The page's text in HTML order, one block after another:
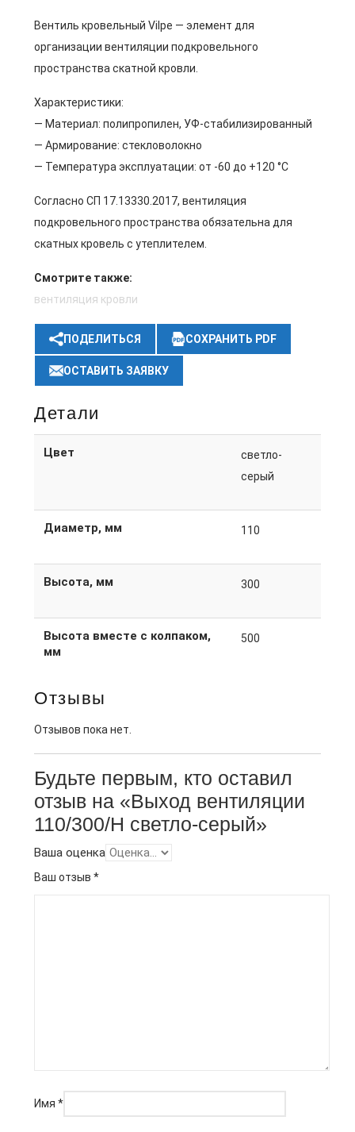
Вентиль кровельный Vilpe — элемент для
организации вентиляции подкровельного
пространства скатной кровли.
Характеристики:
— Материал: полипропилен, УФ-стабилизированный
— Армирование: стекловолокно
— Температура эксплуатации: от -60 до +120 °C
Согласно СП 17.13330.2017, вентиляция
подкровельного пространства обязательна для
скатных кровель с утеплителем.
Смотрите также:
вентиляция кровли
ПОДЕЛИТЬСЯ СОХРАНИТЬ PDF
ОСТАВИТЬ ЗАЯВКУ
Детали
Цвет
светло-
серый
Диаметр, мм 110
Высота, мм 300
Высота вместе с колпаком,
мм
500
Отзывы
Отзывов пока нет.
Будьте первым, кто оставил
отзыв на «Выход вентиляции
110/300/Н светло-серый»
Ваша оценка
Ваш отзыв *
Имя *